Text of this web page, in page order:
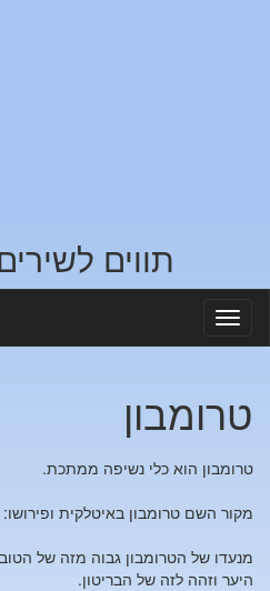
תווים
טרומבון
טרומבון הוא כלי נשיפה ממתכת.
מקור השם טרומבון באיטלקית
מנעדו של הטרומבון גבוה מזה של
היער וזהה לזה של הבריטון.